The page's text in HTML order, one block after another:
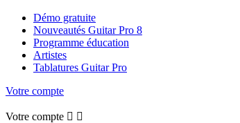
Démo gratuite
Nouveautés Guitar Pro 8
Programme éducation
Artistes
Tablatures Guitar Pro
Votre compte
Votre compte  